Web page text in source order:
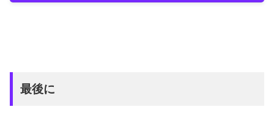
NEXTistした状態でスクリプト（KBar）を実行する
最後に